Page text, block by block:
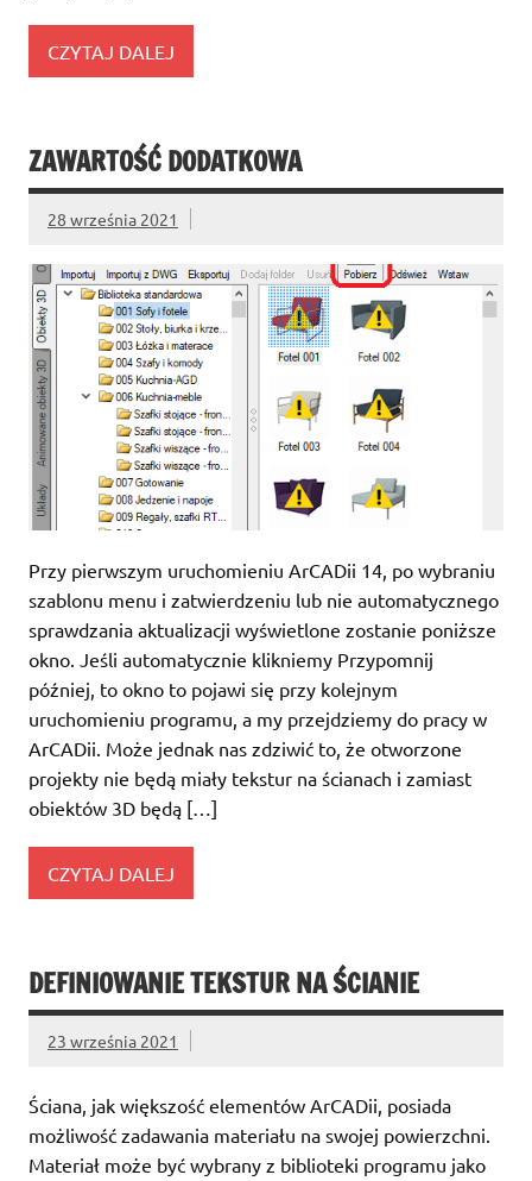
CZYTAJ DALEJ
ZAWARTOŚĆ DODATKOWA
28 września 2021
Przy pierwszym uruchomieniu ArCADii 14, po wybraniu
szablonu menu i zatwierdzeniu lub nie automatycznego
sprawdzania aktualizacji wyświetlone zostanie poniższe
okno. Jeśli automatycznie klikniemy Przypomnij
później, to okno to pojawi się przy kolejnym
uruchomieniu programu, a my przejdziemy do pracy w
ArCADii. Może jednak nas zdziwić to, że otworzone
projekty nie będą miały tekstur na ścianach i zamiast
obiektów 3D będą […]
CZYTAJ DALEJ
DEFINIOWANIE TEKSTUR NA ŚCIANIE
23 września 2021
Ściana, jak większość elementów ArCADii, posiada
możliwość zadawania materiału na swojej powierzchni.
Materiał może być wybrany z biblioteki programu jako